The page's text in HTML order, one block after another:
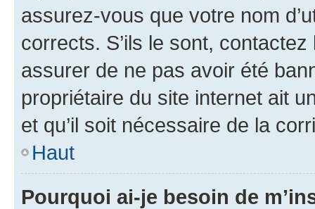
assurez-vous que votre nom
corrects. S’ils le sont,
assurer de ne pas avoir été
propriétaire du site internet ait
et qu’il soit nécessaire de la
Haut
Pourquoi ai-je besoin de